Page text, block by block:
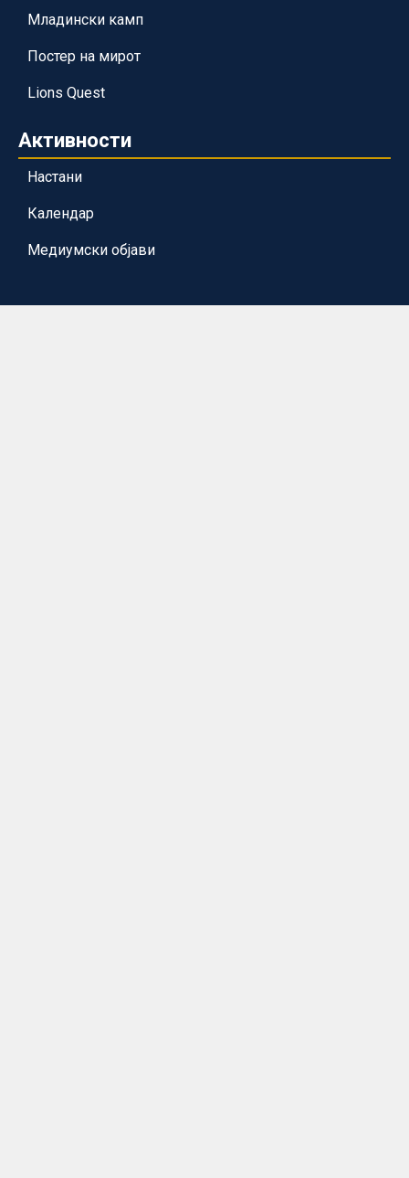
Младински камп
Постер на мирот
Lions Quest
Активности
Настани
Календар
Медиумски објави